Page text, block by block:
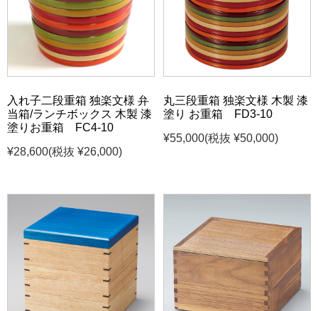
入れ子二段重箱 独楽文様 弁
当箱/ランチボックス 木製 漆
塗りお重箱 FC4-10
¥28,600(税抜 ¥26,000)
丸三段重箱 独楽文様 木製 漆
塗り お重箱 FD3-10
¥55,000(税抜 ¥50,000)